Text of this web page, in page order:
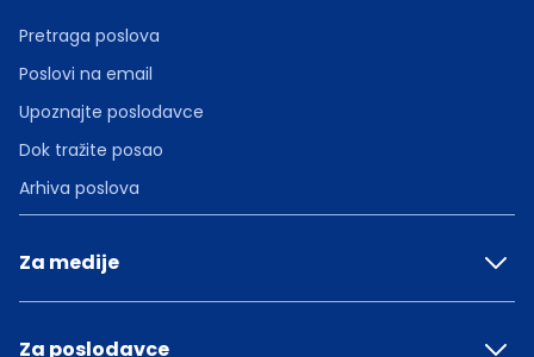
Pretraga poslova
Poslovi na email
Upoznajte poslodavce
Dok tražite posao
Arhiva poslova
Za medije
Za poslodavce